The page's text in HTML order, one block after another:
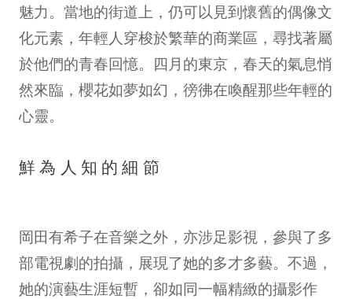
魅力。當地的街道上，仍可以見到懷舊的偶像文
化元素，年輕人穿梭於繁華的商業區，尋找著屬
於他們的青春回憶。四月的東京，春天的氣息悄
然來臨，櫻花如夢如幻，徬彿在喚醒那些年輕的
心靈。
鮮為人知的細節
岡田有希子在音樂之外，亦涉足影視，參與了多
部電視劇的拍攝，展現了她的多才多藝。不過，
她的演藝生涯短暫，卻如同一幅精緻的攝影作